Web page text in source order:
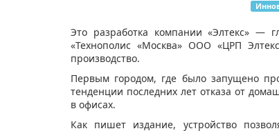
​Это разработка компании «Элтекс» —
«Технополис «Москва» ООО «ЦРП
производство.
Первым городом, где было запущено
тенденции последних лет отказа от
в офисах.
Как пишет издание, устройство